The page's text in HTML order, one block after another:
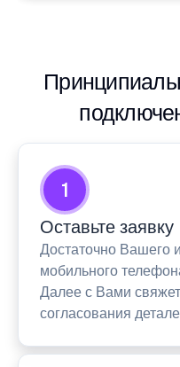
1
Оставьте заявку
Достаточно Вашего
мобильного
Далее с Вами
согласования